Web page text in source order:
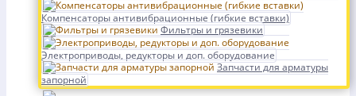
Компенсаторы антивибрационные (гибкие вставки)
Фильтры и грязевики
Электроприводы, редукторы и доп. оборудование
Запчасти для арматуры
запорной